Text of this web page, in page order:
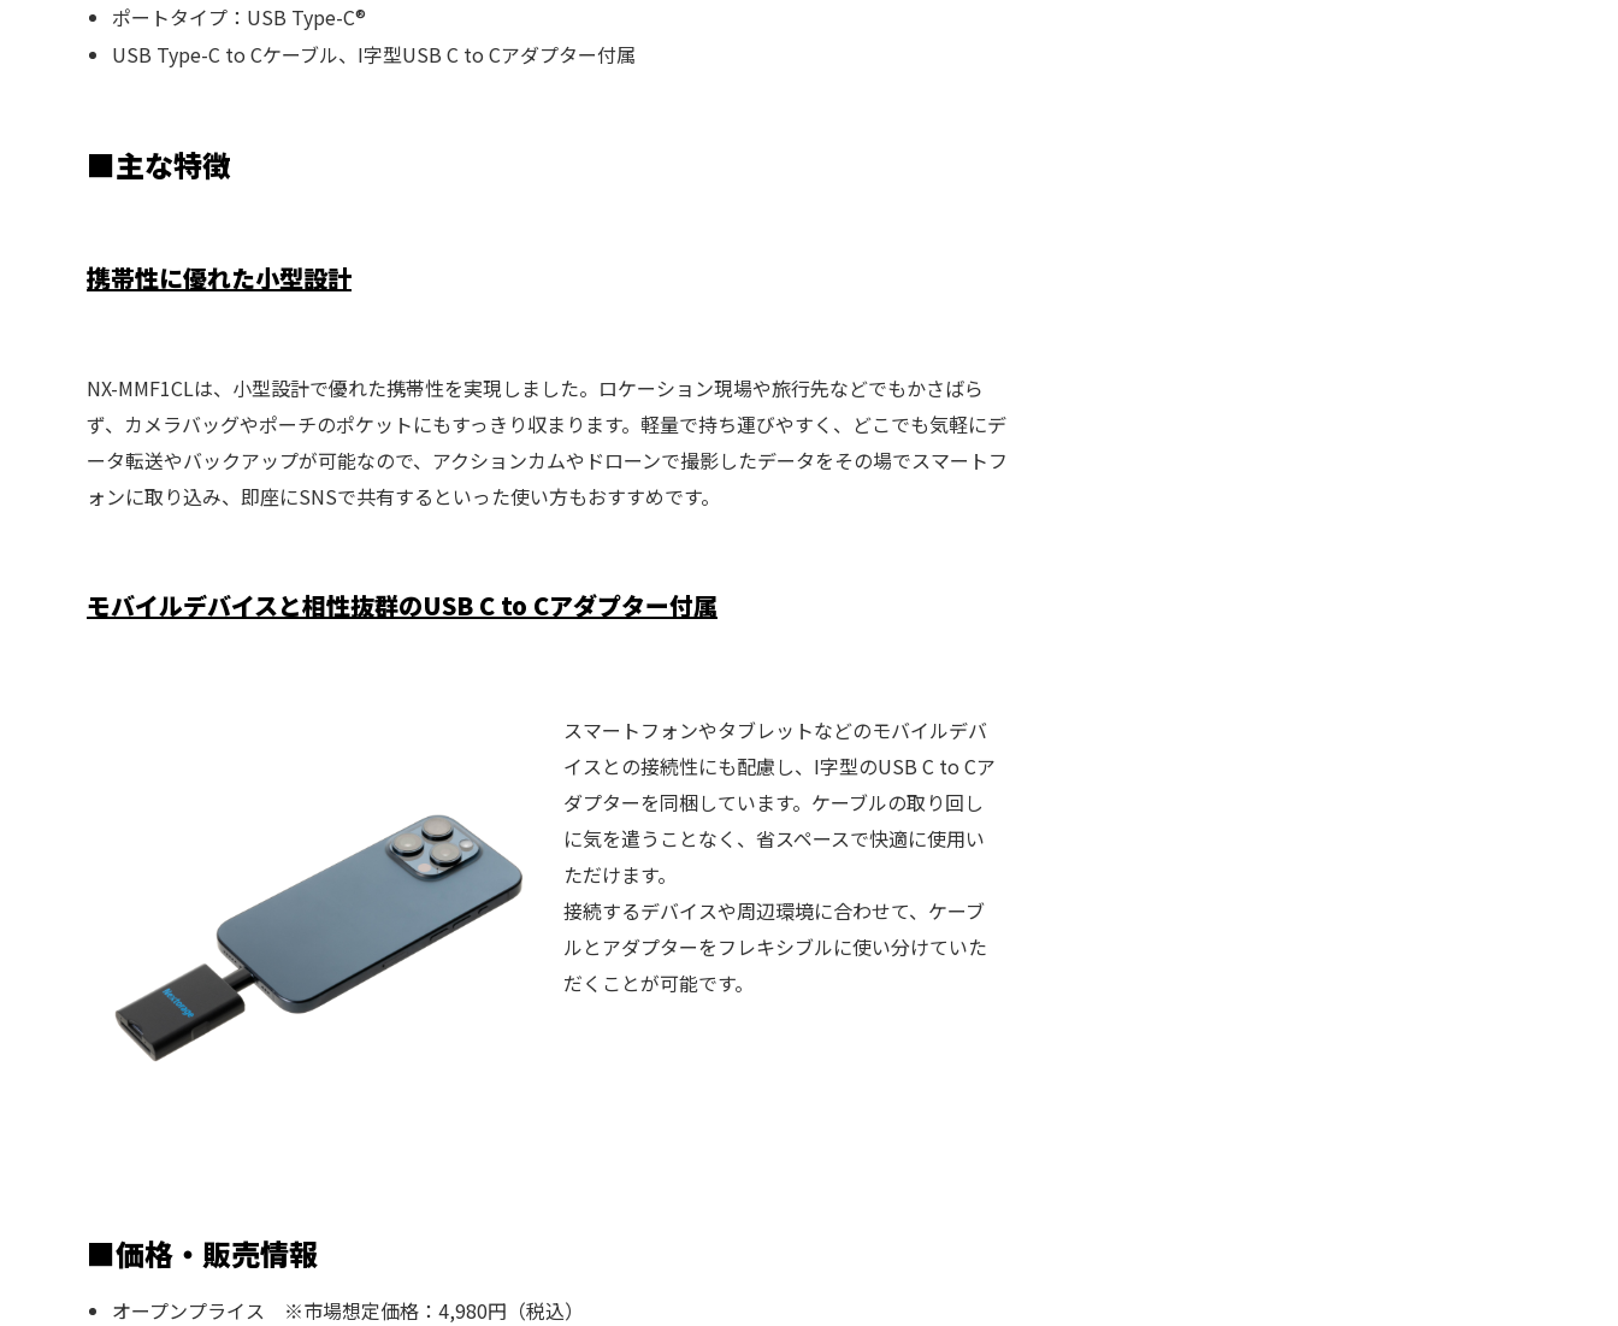
ポートタイプ：USB Type-C®
USB Type-C to Cケーブル、I字型USB C to Cアダプター付属
■主な特徴
携帯性に優れた小型設計
NX-MMF1CLは、小型設計で優れた携帯性を実現しました。ロケーション現場や旅行先などでもかさばら
ず、カメラバッグやポーチのポケットにもすっきり収まります。軽量で持ち運びやすく、どこでも気軽にデ
ータ転送やバックアップが可能なので、アクションカムやドローンで撮影したデータをその場でスマートフ
ォンに取り込み、即座にSNSで共有するといった使い方もおすすめです。
モバイルデバイスと相性抜群のUSB C to Cアダプター付属
スマートフォンやタブレットなどのモバイルデバ
イスとの接続性にも配慮し、I字型のUSB C to Cア
ダプターを同梱しています。ケーブルの取り回し
に気を遣うことなく、省スペースで快適に使用い
ただけます。
接続するデバイスや周辺環境に合わせて、ケーブ
ルとアダプターをフレキシブルに使い分けていた
だくことが可能です。
■価格・販売情報
オープンプライス ※市場想定価格：4,980円（税込）